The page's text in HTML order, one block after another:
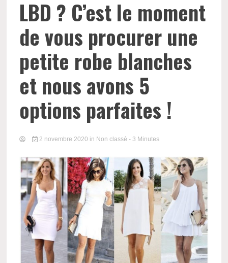
LBD ? C’est le moment
de vous procurer une
petite robe blanches
et nous avons 5
options parfaites !
2 novembre 2020 in Non classé - 3 Minutes